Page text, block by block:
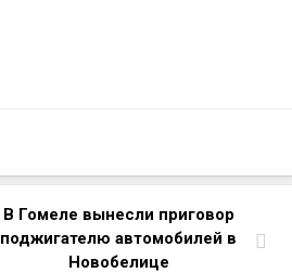
В Гомеле вынесли приговор
поджигателю автомобилей в
Новобелице